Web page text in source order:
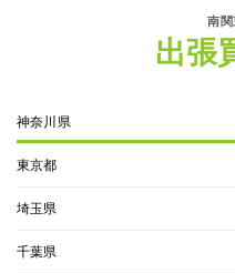
南関
出張
神奈川県
東京都
埼玉県
千葉県